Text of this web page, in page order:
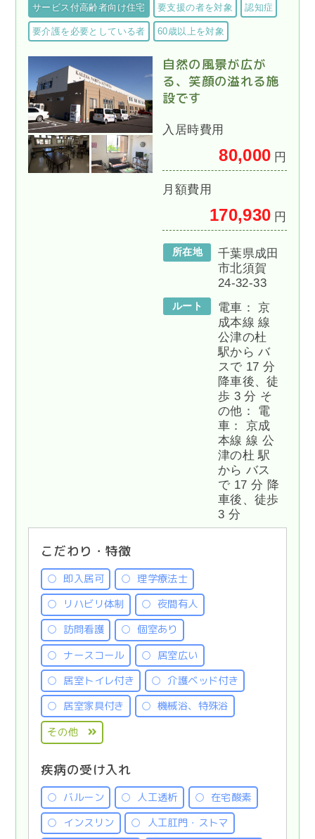
サービス付高齢者向け住宅 要支援の者を対象 認知症
要介護を必要としている者 60歳以上を対象
自然の風景が広が
る、笑顔の溢れる施
設です
入居時費用
80,000 円
月額費用
170,930 円
所在地
千葉県成田
市北須賀
24-32-33
ルート
電車： 京
成本線 線
公津の杜
駅から バ
スで 17 分
降車後、徒
歩 3 分 そ
の他： 電
車： 京成
本線 線 公
津の杜 駅
から バス
で 17 分 降
車後、徒歩
3 分
こだわり・特徴
即入居可
理学療法士
リハビリ体制
夜間有人
訪問看護
個室あり
ナースコール
居室広い
居室トイレ付き
介護ベッド付き
居室家具付き
機械浴、特殊浴
その他
疾病の受け入れ
バルーン 人工透析
在宅酸素
インスリン
人工肛門・ストマ